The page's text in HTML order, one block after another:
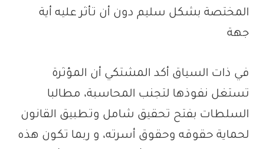
المختصة بشكل سليم دون أن تأثر عليه أية
جهة
في ذات السياق أكد المشتكي أن المؤثرة
تستغل نفوذها لتجنب المحاسبة، مطالبا
السلطات بفتح تحقيق شامل وتطبيق القانون
لحماية حقوقه وحقوق أسرته، و ربما تكون هذه